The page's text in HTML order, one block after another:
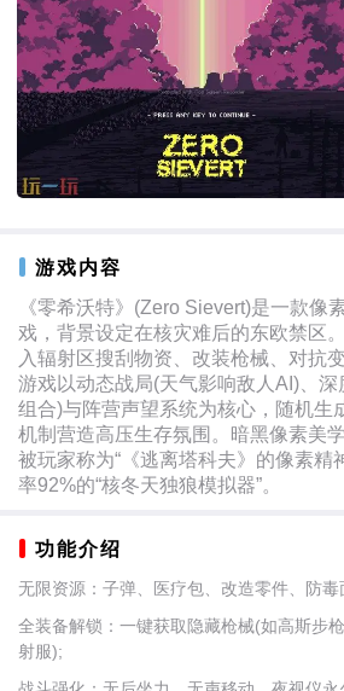
游戏内容
《零希沃特》(Zero Sievert)是一款像
戏，背景设定在核灾难后的东欧禁区
入辐射区搜刮物资、改装枪械、对抗
游戏以动态战局(天气影响敌人AI)、
组合)与阵营声望系统为核心，随机生
机制营造高压生存氛围。暗黑像素美
被玩家称为“《逃离塔科夫》的像素精
率92%的“核冬天独狼模拟器”。
功能介绍
无限资源：子弹、医疗包、改造零件、防
全装备解锁：一键获取隐藏枪械(如高斯步
射服);